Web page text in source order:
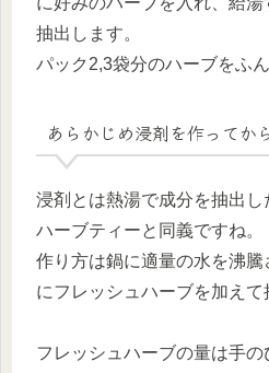
抽出します。
パック2,3袋分のハーブをふ
あらかじめ浸剤を作ってか
浸剤とは熱湯で成分を抽出し
ハーブティーと同義ですね。
作り方は鍋に適量の水を沸
にフレッシュハーブを加えて
フレッシュハーブの量は手